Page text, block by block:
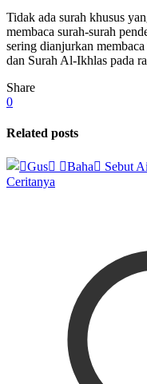
Tidak ada surah khusus
membaca surah-surah
sering dianjurkan
dan Surah Al-Ikhlas pada
Share
0
Related posts